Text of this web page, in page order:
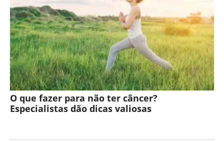
O que fazer para não ter câncer?
Especialistas dão dicas valiosas